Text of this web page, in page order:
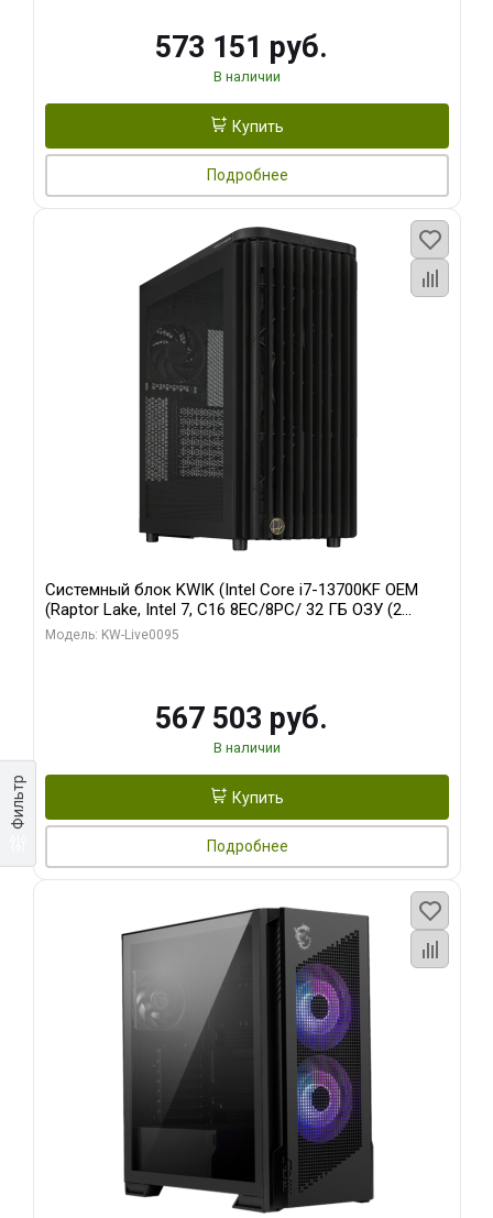
Фильтр
573 151 руб.
В наличии
Купить
Подробнее
Системный блок KWIK (Intel Core i7-13700KF OEM
(Raptor Lake, Intel 7, C16 8EC/8PC/ 32 ГБ ОЗУ (2
модуля)/ Afox RTX4090 24GB GDDR6X 384-Bit 3xDP
Модель: KW-Live0095
567 503 руб.
В наличии
Купить
Подробнее